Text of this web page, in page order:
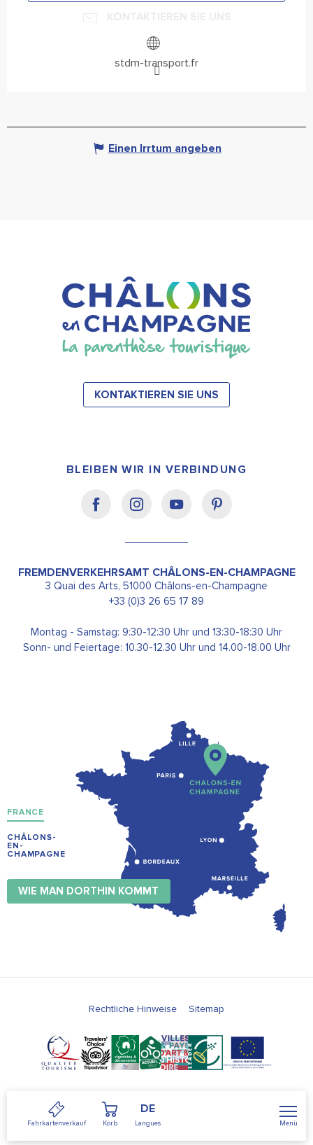
Menü
DE
Fahrkartenverkauf Korb
stdm-transport.fr
Einen Irrtum angeben
KONTAKTIEREN SIE UNS
BLEIBEN WIR IN VERBINDUNG
FREMDENVERKEHRSAMT CHÂLONS-EN-CHAMPAGNE
3 Quai des Arts, 51000 Châlons-en-Champagne
+33 (0)3 26 65 17 89
Montag - Samstag: 9:30-12:30 Uhr und 13:30-18:30 Uhr
Sonn- und Feiertage: 10.30-12.30 Uhr und 14.00-18.00 Uhr
FRANCE
CHÂLONS-
EN-
CHAMPAGNE
WIE MAN DORTHIN KOMMT
Rechtliche Hinweise Sitemap